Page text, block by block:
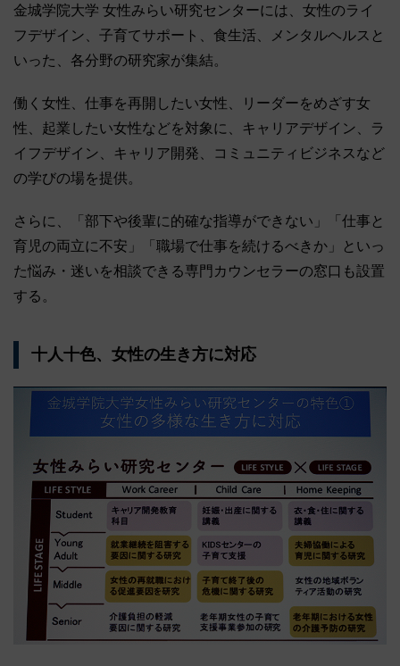
金城学院大学 女性みらい研究センターには、女性のライ
フデザイン、子育てサポート、食生活、メンタルヘルスと
いった、各分野の研究家が集結。
働く女性、仕事を再開したい女性、リーダーをめざす女
性、起業したい女性などを対象に、キャリアデザイン、ラ
イフデザイン、キャリア開発、コミュニティビジネスなど
の学びの場を提供。
さらに、「部下や後輩に的確な指導ができない」「仕事と
育児の両立に不安」「職場で仕事を続けるべきか」といっ
た悩み・迷いを相談できる専門カウンセラーの窓口も設置
する。
十人十色、女性の生き方に対応